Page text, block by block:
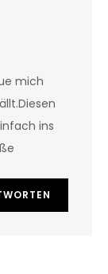
mich
ins